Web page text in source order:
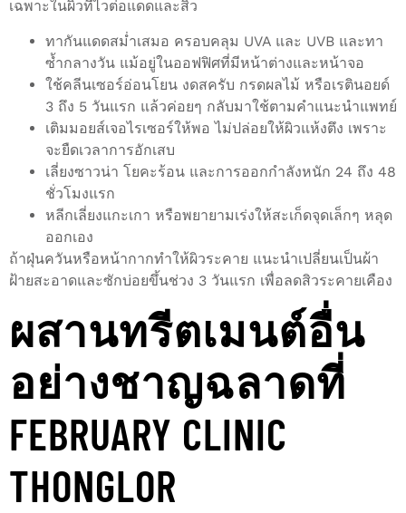
เฉพาะในผิวที่ไวต่อแดดและสิว
ทากันแดดสม่ำเสมอ ครอบคลุม UVA และ UVB และทา
ซ้ำกลางวัน แม้อยู่ในออฟฟิศที่มีหน้าต่างและหน้าจอ
ใช้คลีนเซอร์อ่อนโยน งดสครับ กรดผลไม้ หรือเรตินอยด์
3 ถึง 5 วันแรก แล้วค่อยๆ กลับมาใช้ตามคำแนะนำแพทย์
เติมมอยส์เจอไรเซอร์ให้พอ ไม่ปล่อยให้ผิวแห้งตึง เพราะ
จะยืดเวลาการอักเสบ
เลี่ยงซาวน่า โยคะร้อน และการออกกำลังหนัก 24 ถึง 48
ชั่วโมงแรก
หลีกเลี่ยงแกะเกา หรือพยายามเร่งให้สะเก็ดจุดเล็กๆ หลุด
ออกเอง
ถ้าฝุ่นควันหรือหน้ากากทำให้ผิวระคาย แนะนำเปลี่ยนเป็นผ้า
ฝ้ายสะอาดและซักบ่อยขึ้นช่วง 3 วันแรก เพื่อลดสิวระคายเคือง
ผสานทรีตเมนต์อื่น
อย่างชาญฉลาดที่
FEBRUARY CLINIC
THONGLOR